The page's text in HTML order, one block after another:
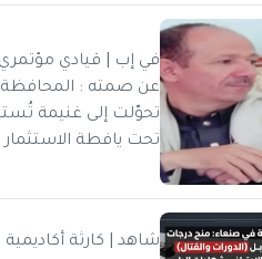
في إب | قيادي
عن صمته : المحافظة
تحوّلت إلى غنيمة
تحت يافطة الاستثمار
شاهد | كارثة